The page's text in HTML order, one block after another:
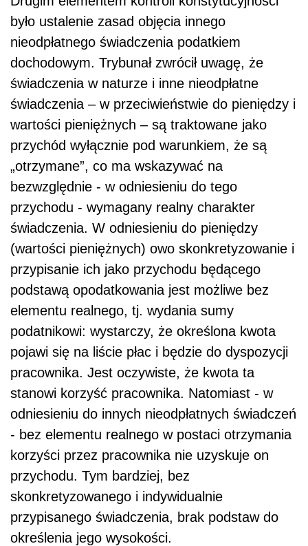
było ustalenie zasad objęcia innego
nieodpłatnego świadczenia podatkiem
dochodowym. Trybunał zwrócił uwagę, że
świadczenia w naturze i inne nieodpłatne
świadczenia – w przeciwieństwie do pieniędzy i
wartości pieniężnych – są traktowane jako
przychód wyłącznie pod warunkiem, że są
„otrzymane”, co ma wskazywać na
bezwzględnie - w odniesieniu do tego
przychodu - wymagany realny charakter
świadczenia. W odniesieniu do pieniędzy
(wartości pieniężnych) owo skonkretyzowanie i
przypisanie ich jako przychodu będącego
podstawą opodatkowania jest możliwe bez
elementu realnego, tj. wydania sumy
podatnikowi: wystarczy, że określona kwota
pojawi się na liście płac i będzie do dyspozycji
pracownika. Jest oczywiste, że kwota ta
stanowi korzyść pracownika. Natomiast - w
odniesieniu do innych nieodpłatnych świadczeń
- bez elementu realnego w postaci otrzymania
korzyści przez pracownika nie uzyskuje on
przychodu. Tym bardziej, bez
skonkretyzowanego i indywidualnie
przypisanego świadczenia, brak podstaw do
określenia jego wysokości.